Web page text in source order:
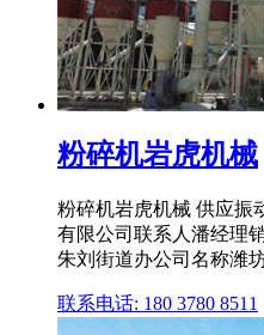
粉碎机岩虎机械
粉碎机岩虎机械 供应振
有限公司联系人潘经理
朱刘街道办公司名称潍
联系电话: 180 3780 8511